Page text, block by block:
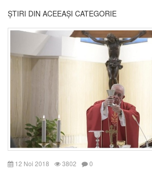
ȘTIRI DIN ACEEAȘI CATEGORIE
12 Noi 2018 3802 0